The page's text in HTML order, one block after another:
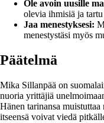
Ole avoin uusille
olevia ihmisiä ja
Jaa menestyksesi:
menestystäsi myös
Päätelmä
Mika Sillanpää on
nuoria yrittäjiä
Hänen tarinansa
itseensä voivat viedä